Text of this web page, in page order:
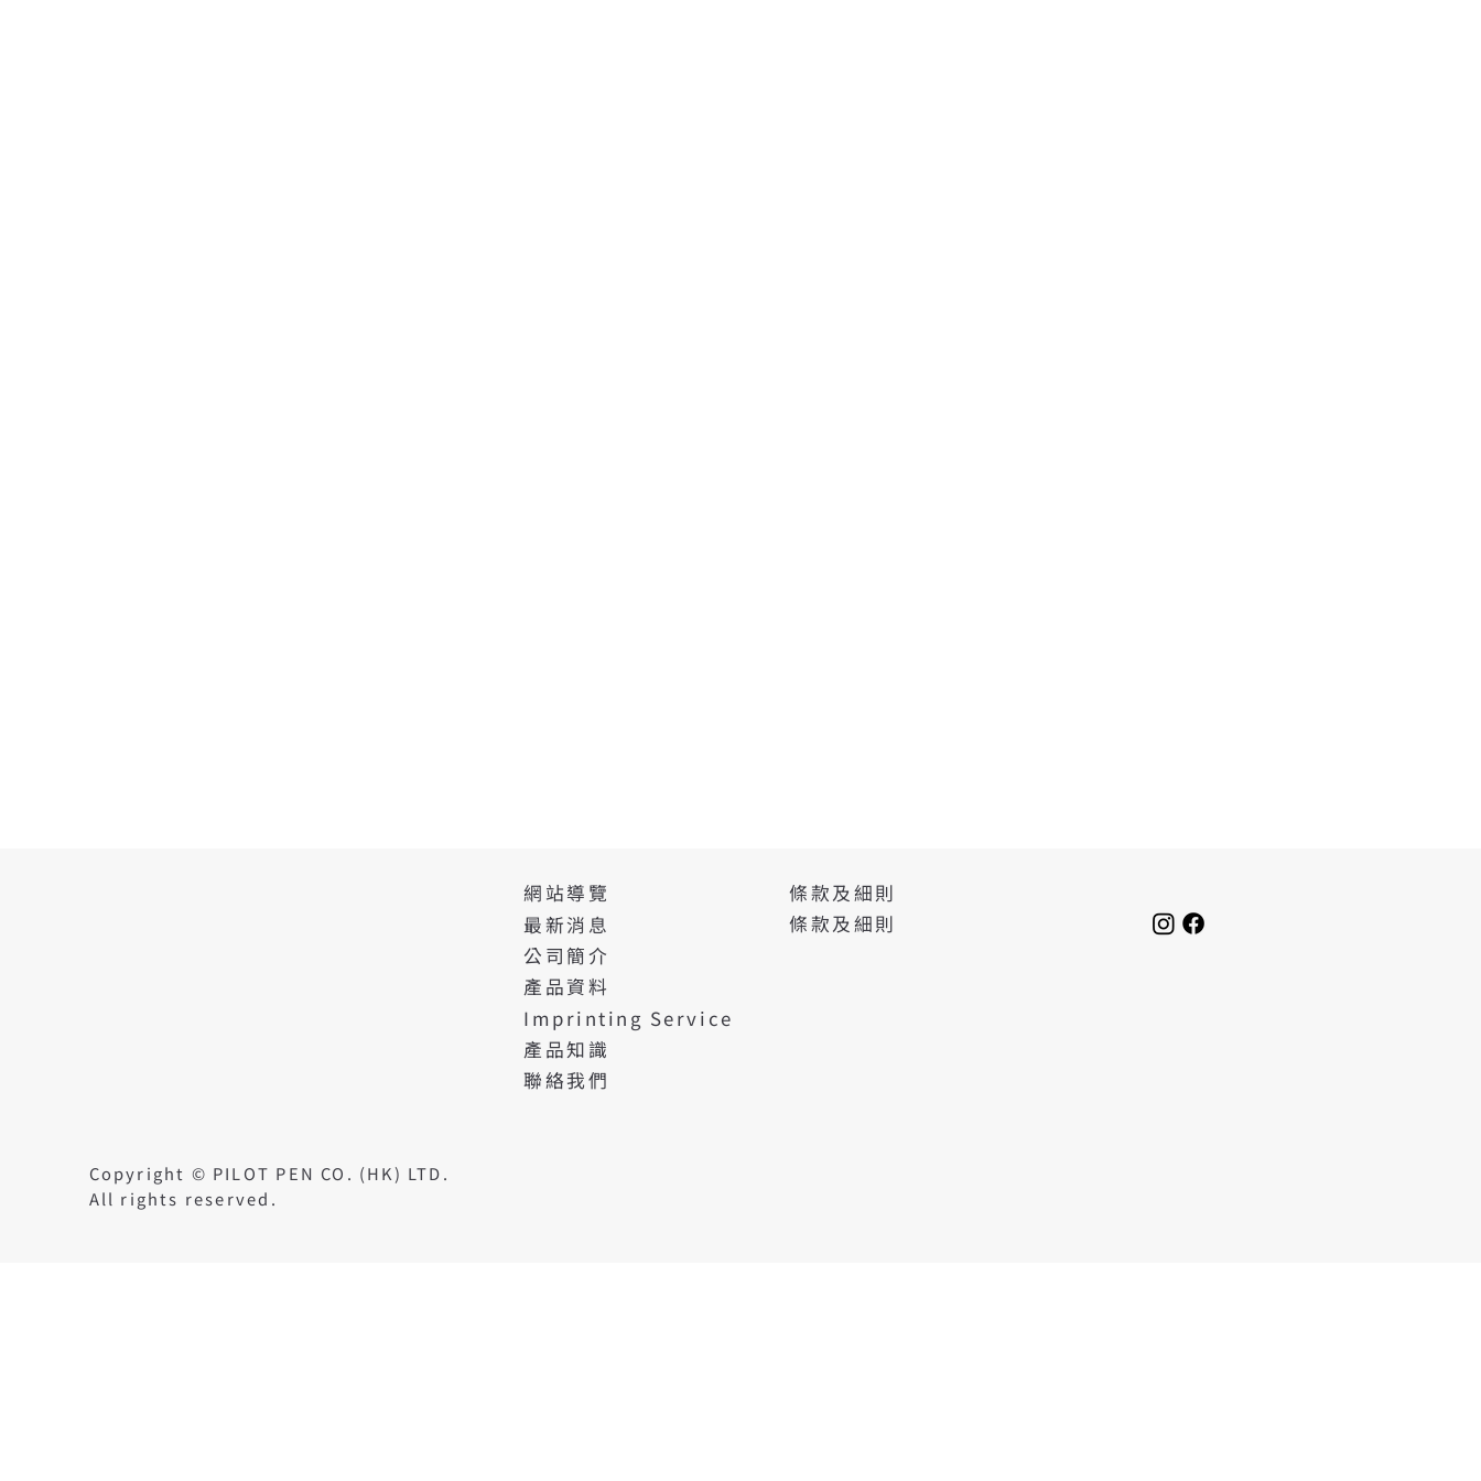
網站導覽
最新消息
公司簡介
產品資料
Imprinting Service
產品知識
聯絡我們
條款及細則
條款及細則
Copyright © PILOT PEN CO. (HK) LTD.
All rights reserved.